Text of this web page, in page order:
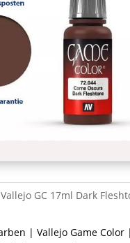
Vallejo GC 17ml Dark
| Vallejo Game Color|